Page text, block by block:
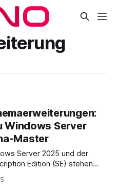
Windows Server
Master
Server 2025 und der
Edition (SE) stehen
Dabei ist jedoch eine